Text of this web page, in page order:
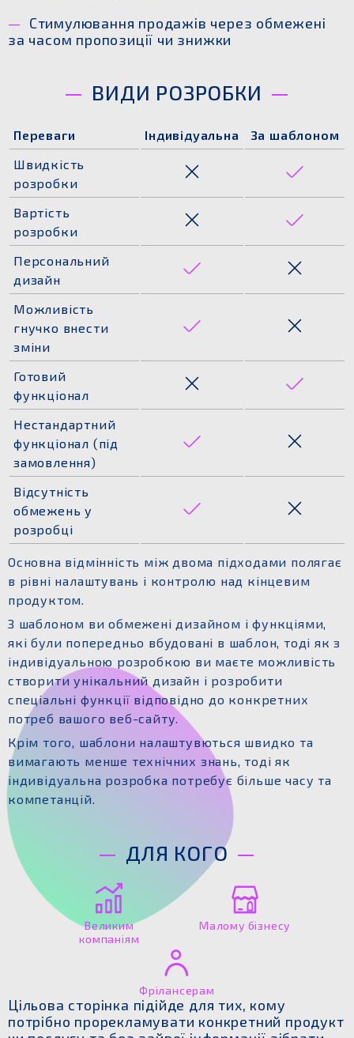
Стимулювання продажів через обмежені
за часом пропозиції чи знижки
ВИДИ РОЗРОБКИ
Переваги Індивідуальна
За шаблоном
Швидкість
розробки
Вартість
розробки
Персональний
дизайн
Можливість
гнучко внести
зміни
Готовий
функціонал
Нестандартний
функціонал (під
замовлення)
Відсутність
обмежень у
розробці
Основна відмінність між двома підходами полягає
в рівні налаштувань і контролю над кінцевим
продуктом.
З шаблоном ви обмежені дизайном і функціями,
які були попередньо вбудовані в шаблон, тоді як з
індивідуальною розробкою ви маєте можливість
створити унікальний дизайн і розробити
спеціальні функції відповідно до конкретних
потреб вашого веб-сайту.
Крім того, шаблони налаштувються швидко та
вимагають менше технічних знань, тоді як
індивідуальна розробка потребує більше часу та
компетанцій.
ДЛЯ КОГО
Великим
компаніям
Малому бізнесу
Фрілансерам
Цільова сторінка підійде для тих, кому
потрібно прорекламувати конкретний продукт